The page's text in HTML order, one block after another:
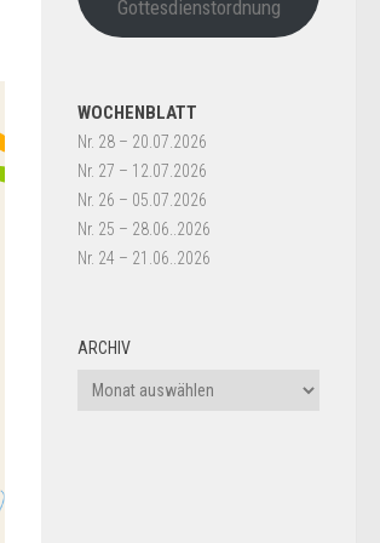
Gottesdienstordnung
WOCHENBLATT
Nr. 28 – 20.07.2026
Nr. 27 – 12.07.2026
Nr. 26 – 05.07.2026
Nr. 25 – 28.06..2026
Nr. 24 – 21.06..2026
ARCHIV
Archiv